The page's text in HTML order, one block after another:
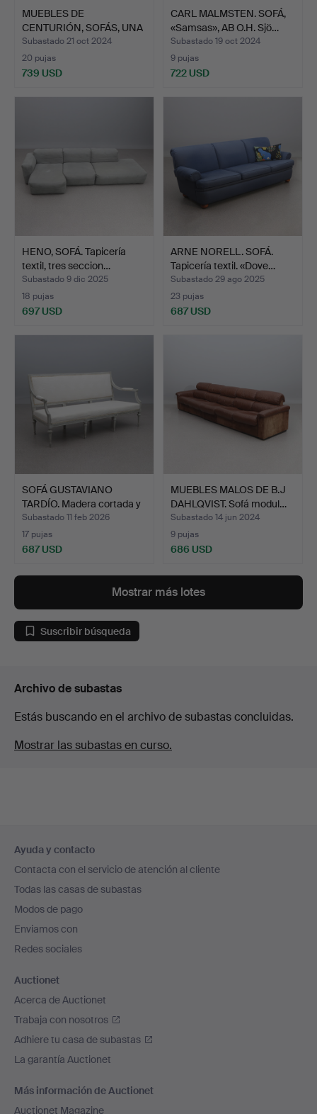
MUEBLES DE
CENTURIÓN, SOFÁS, UNA
PAREJA. P…
Subastado 21 oct 2024
20 pujas
739 USD
CARL MALMSTEN. SOFÁ,
«Samsas», AB O.H. Sjö…
Subastado 19 oct 2024
9 pujas
722 USD
HENO, SOFÁ. Tapicería
textil, tres seccion…
Subastado 9 dic 2025
18 pujas
697 USD
ARNE NORELL. SOFÁ.
Tapicería textil. «Dove…
Subastado 29 ago 2025
23 pujas
687 USD
SOFÁ GUSTAVIANO
TARDÍO. Madera cortada y
p…
Subastado 11 feb 2026
17 pujas
687 USD
MUEBLES MALOS DE B.J
DAHLQVIST. Sofá modul…
Subastado 14 jun 2024
9 pujas
686 USD
Mostrar más lotes
Suscribir búsqueda
Archivo de subastas
Estás buscando en el archivo de subastas concluidas.
Mostrar las subastas en curso.
en
el
pie
de
página
Ayuda y contacto
Contacta con el servicio de atención al cliente
Todas las casas de subastas
Modos de pago
Enviamos con
Redes sociales
Auctionet
Acerca de Auctionet
Trabaja con nosotros
Adhiere tu casa de subastas
La garantía Auctionet
Más información de Auctionet
Auctionet Magazine